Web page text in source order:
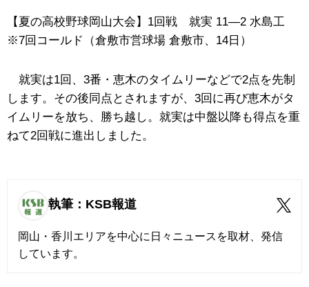
【夏の高校野球岡山大会】1回戦 就実 11―2 水島工
※7回コールド（倉敷市営球場 倉敷市、14日）
就実は1回、3番・恵木のタイムリーなどで2点を先制
します。その後同点とされますが、3回に再び恵木がタ
イムリーを放ち、勝ち越し。就実は中盤以降も得点を重
ねて2回戦に進出しました。
執筆：KSB報道
岡山・香川エリアを中心に日々ニュースを取材、発信
しています。